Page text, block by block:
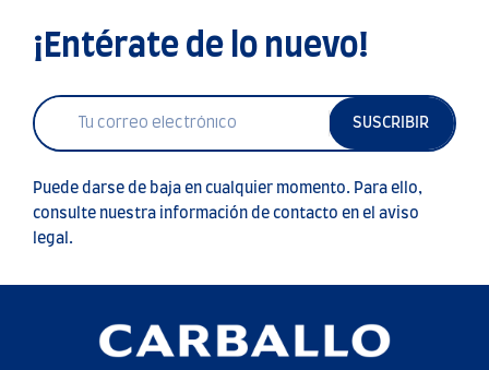
¡Entérate de lo nuevo!
SUSCRIBIR
Puede darse de baja en cualquier momento. Para ello,
consulte nuestra información de contacto en el aviso
legal.